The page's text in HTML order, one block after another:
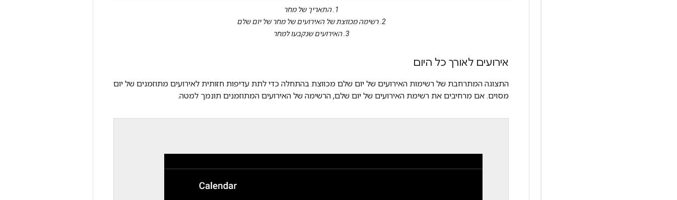
1. התאריך של מחר
2. רשימה מכווצת של האירועים של מחר של יום שלם
3. האירועים שנקבעו למחר
אירועים לאורך כל היום
התצוגה המתרחבת של רשימות האירועים של יום שלם מכווצת בהתחלה כדי לתת עדיפות חזותית לאירועים מתוזמנים של יום
מסוים. אם מרחיבים את רשימת האירועים של יום שלם, הרשימה של האירועים המתוזמנים תונמך למטה.